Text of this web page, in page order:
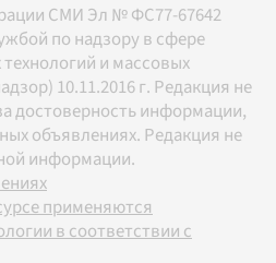
СМИ Эл № ФС77-67642
по надзору в сфере
и массовых
10.11.2016 г. Редакция не
достоверность информации,
объявлениях. Редакция не
информации.
применяются
в соответствии с